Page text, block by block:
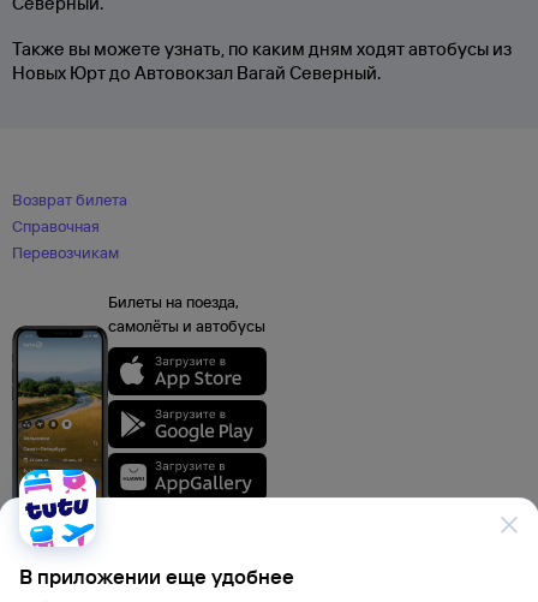
Также вы можете узнать, по каким дням ходят автобусы из
Новых Юрт до Автовокзал Вагай Северный.
В приложении еще удобнее
Возврат билета
Справочная
Перевозчикам
Билеты на поезда,
самолёты и автобусы